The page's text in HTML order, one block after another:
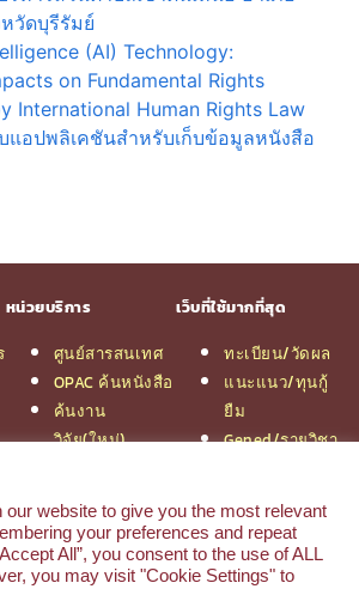
วัดบุรีรัมย์
(AI) Technology:
on Fundamental Rights
International Human Rights Law
แอปพลิเคชันสำหรับเก็บข้อมูลหนังสือ
หน่วยบริการ
ศูนย์สารสนเทศ
OPAC ค้นหนังสือ
ค้นงาน
วิจัย(ใหม่)
เว็บที่ใช้มากที่สุด
ทะเบียน/วัดผล
แนะแนว/ทุนกู้
ยืม
Gened/รายวิชา
ป.โท MBA
คณะ
บริหารธุรกิจ
our website to give you the most relevant
your preferences and repeat
All”, you consent to the use of ALL
you may visit "Cookie Settings" to